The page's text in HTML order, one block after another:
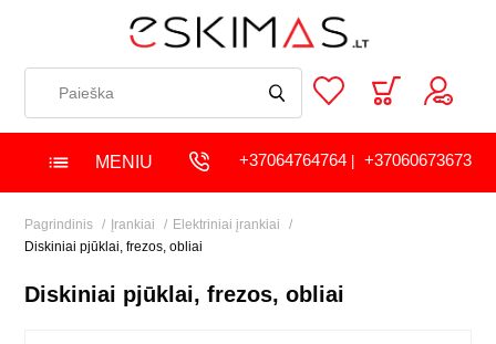
MENIU +37064764764| +37060673673
Pagrindinis Įrankiai
Elektriniai įrankiai
Diskiniai pjūklai, frezos, obliai
Diskiniai pjūklai, frezos, obliai